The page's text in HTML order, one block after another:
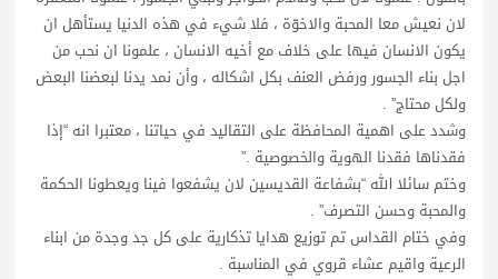
لان نعيش معا المحبة والاخوّة ، فلا شيء في هذه الدنيا يستأهل ان
يكون الانسان فيها على خلاف مع أخيه الانسان ، علمونا ان نحب من
اجل بناء الجسور ورفض العنف بكل اشكاله ، وأن نمد يدنا لبعضنا البعض
ولكل محتاج” .
وشدد على اهمية المحافظة على التقاليد في حياتنا ، معتبرا انه “إذا
فقدناها فقدنا الهوية والخصوصية .”
وختم سائلا الله “بشفاعة القديسين لان يشفعوا فينا ويعطونا الحكمة
والمحبة وحسن التصرف” .
وفي ختام القداس تم توزيع هدايا تذكارية على كل جد وجدة من ابناء
الرعية واقيم عشاء قروي في المناسبة .